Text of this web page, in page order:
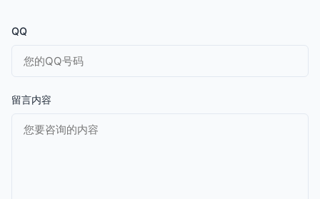
QQ
留言内容